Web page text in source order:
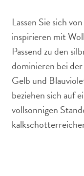
Lassen Sie sich
inspirieren mit
Passend zu den
dominieren bei
Gelb und
beziehen sich auf
vollsonnigen